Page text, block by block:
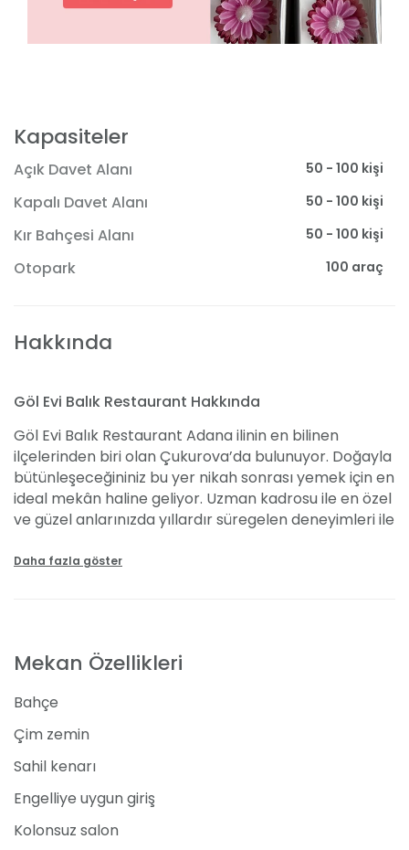
Kapasiteler
Açık Davet Alanı 50 - 100 kişi
Kapalı Davet Alanı 50 - 100 kişi
Kır Bahçesi Alanı 50 - 100 kişi
Otopark 100 araç
Hakkında
Göl Evi Balık Restaurant Hakkında
Göl Evi Balık Restaurant Adana ilinin en bilinen
ilçelerinden biri olan Çukurova’da bulunuyor. Doğayla
bütünleşeceğininiz bu yer nikah sonrası yemek için en
ideal mekân haline geliyor. Uzman kadrosu ile en özel
ve güzel anlarınızda yıllardır süregelen deneyimleri ile
kusursuz deneyim için sunduğu fiyatları da 50 TL’den
Göl Evi Balık normal zamanlarda olduğu gibi en özel
sayınıza göre sizlere özel alan tahsis ediyor. Açık ve
kapalı alan seçenekleri ile hayalinizdeki kutlama alanı
oluyor. 100 kişi kapasiteli çim zemin üzerindeki açık
alanı ve yine 100 kişi kapasiteli deniz manzaralı,
yüksek tavalı ve kolonsuz olması ile ferah ve geniş bir
alan olan kapalı alan sizleri bekliyor. Bu mavinin ve
yeşilin buluşma noktasında nikah sonrası
Daha fazla göster
Mekan Özellikleri
Bahçe
Çim zemin
Sahil kenarı
Engelliye uygun giriş
Kolonsuz salon